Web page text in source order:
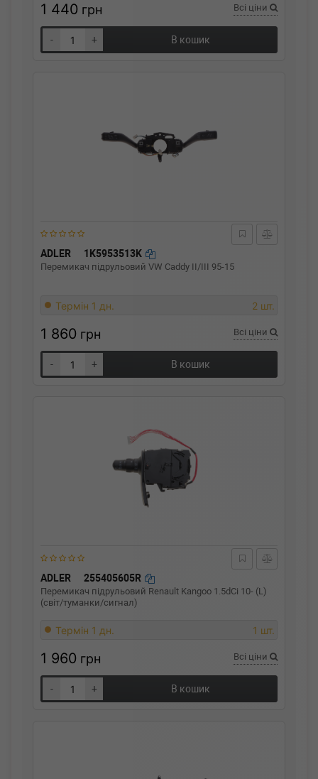
1 440 грн Всі ціни
- + В кошик
ADLER 1K5953513K
Перемикач підрульовий VW Caddy II/III 95-15
Термін 1 дн. 2 шт.
1 860 грн Всі ціни
- + В кошик
ADLER 255405605R
Перемикач підрульовий Renault Kangoo 1.5dCi 10- (L)
(світ/туманки/сигнал)
Термін 1 дн. 1 шт.
1 960 грн Всі ціни
- + В кошик